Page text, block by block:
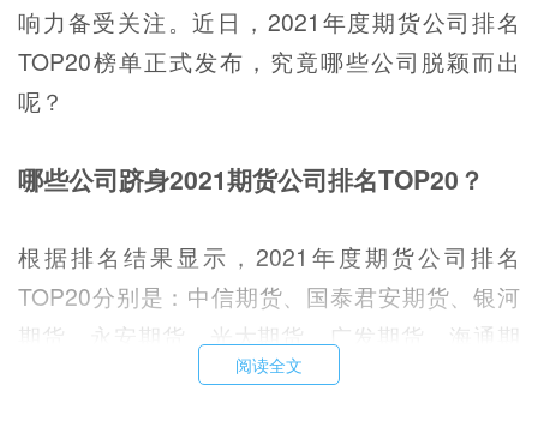
响力备受关注。近日，2021年度期货公司排名
TOP20榜单正式发布，究竟哪些公司脱颖而出
呢？
哪些公司跻身2021期货公司排名TOP20？
根据排名结果显示，2021年度期货公司排名
TOP20分别是：中信期货、国泰君安期货、银河
期货、永安期货、光大期货、广发期货、海通期
货、申银万国期货、东吴期货、中信建投期货、招
阅读全文